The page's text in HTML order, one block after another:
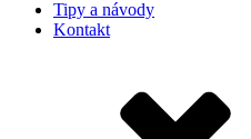
Tipy a návody
Kontakt